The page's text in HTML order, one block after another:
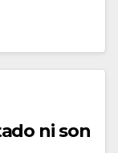
ni son